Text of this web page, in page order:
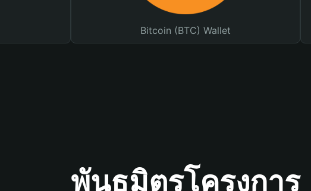
Bitcoin (BTC) Wallet
พันธมิตรโครงการ